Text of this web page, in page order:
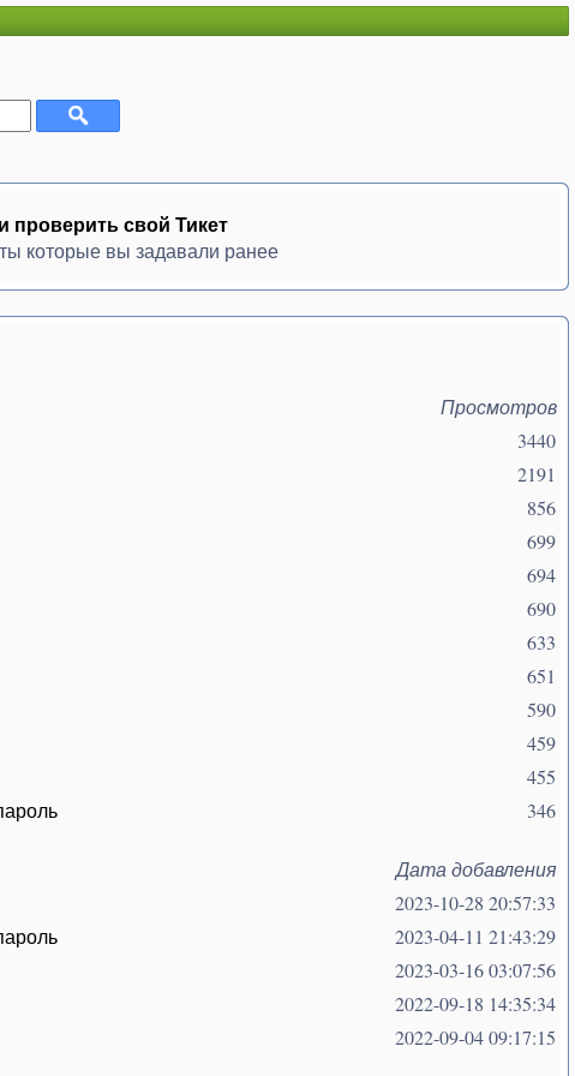
проверить свой Тикет
которые вы задавали ранее
Просмотров
3440
2191
856
699
694
690
633
651
590
459
455
346
Дата добавления
2023-10-28 20:57:33
2023-04-11 21:43:29
2023-03-16 03:07:56
2022-09-18 14:35:34
2022-09-04 09:17:15